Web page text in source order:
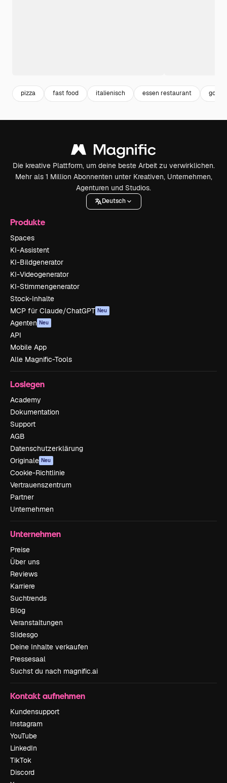
pizza fast food italienisch essen restaurant
Die kreative Plattform, um deine beste Arbeit zu verwirklichen.
Mehr als 1 Million Abonnenten unter Kreativen, Unternehmen,
Agenturen und Studios.
Deutsch
Produkte
Spaces
KI-Assistent
KI-Bildgenerator
KI-Videogenerator
KI-Stimmengenerator
Stock-Inhalte
MCP für Claude/ChatGPT Neu
Agenten Neu
API
Mobile App
Alle Magnific-Tools
Loslegen
Academy
Dokumentation
Support
AGB
Datenschutzerklärung
Originale Neu
Cookie-Richtlinie
Vertrauenszentrum
Partner
Unternehmen
Unternehmen
Preise
Über uns
Reviews
Karriere
Suchtrends
Blog
Veranstaltungen
Slidesgo
Deine Inhalte verkaufen
Pressesaal
Suchst du nach magnific.ai
Kontakt aufnehmen
Kundensupport
Instagram
YouTube
LinkedIn
TikTok
Discord